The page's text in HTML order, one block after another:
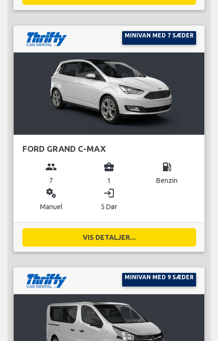
MINIVAN MED 7 SÆDER
FORD GRAND C-MAX
group
7
business_center
1
local_gas_station
Benzin
miscellaneous_services
Manuel
login
5 Dør
VIS DETALJER...
MINIVAN MED 9 SÆDER